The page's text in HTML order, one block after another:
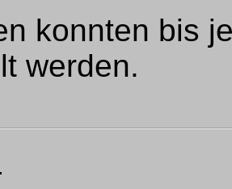
konnten bis
werden.